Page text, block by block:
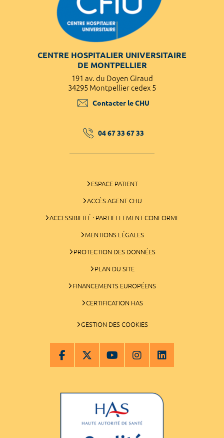
CENTRE HOSPITALIER UNIVERSITAIRE
DE MONTPELLIER
191 av. du Doyen Giraud
34295 Montpellier cedex 5
Contacter le CHU
04 67 33 67 33
ESPACE PATIENT
ACCÈS AGENT CHU
ACCESSIBILITÉ : PARTIELLEMENT CONFORME
MENTIONS LÉGALES
PROTECTION DES DONNÉES
PLAN DU SITE
FINANCEMENTS EUROPÉENS
CERTIFICATION HAS
GESTION DES COOKIES